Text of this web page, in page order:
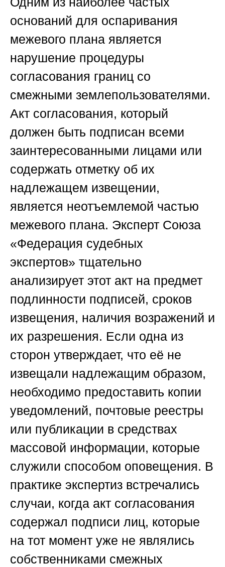
оснований для оспаривания
межевого плана является
нарушение процедуры
согласования границ со
смежными землепользователями.
Акт согласования, который
должен быть подписан всеми
заинтересованными лицами или
содержать отметку об их
надлежащем извещении,
является неотъемлемой частью
межевого плана. Эксперт Союза
«Федерация судебных
экспертов» тщательно
анализирует этот акт на предмет
подлинности подписей, сроков
извещения, наличия возражений и
их разрешения. Если одна из
сторон утверждает, что её не
извещали надлежащим образом,
необходимо предоставить копии
уведомлений, почтовые реестры
или публикации в средствах
массовой информации, которые
служили способом оповещения. В
практике экспертиз встречались
случаи, когда акт согласования
содержал подписи лиц, которые
на тот момент уже не являлись
собственниками смежных